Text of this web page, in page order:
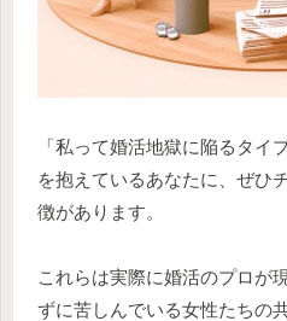
「私って婚活地獄に陥るタイ
を抱えているあなたに、ぜひ
徴があります。
これらは実際に婚活のプロが
ずに苦しんでいる女性たちの